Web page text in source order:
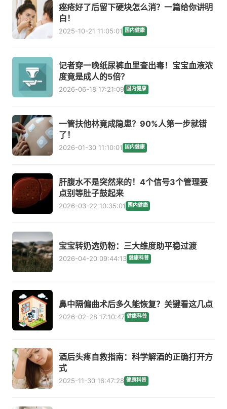
痤疮好了后留下硬块怎么消？一篇给你讲明
白！
2025-10-21 11:05:01 国内健康
记者穿一晚纸尿裤血里查出毒！宝宝血液浓
度竟是成人的5倍？
2026-06-18 17:21:09 国内健康
一管扶他林竟成隐患？90%人第一步就错
了！
2026-01-30 11:10:01 国内健康
肝腹水不是突然来的！4个信号3个管理要
点别等肚子鼓起来
2026-03-22 10:35:01 国内健康
宝宝转奶选奶粉：三大维度助平稳过渡
2026-04-20 09:44:13 健康科普
鼻中隔偏曲术后多久能恢复？关键看这几点
2026-02-28 17:10:47 健康科普
酒后头疼自救指南：科学解酒的正确打开方
式
2025-11-30 16:47:28 健康科普